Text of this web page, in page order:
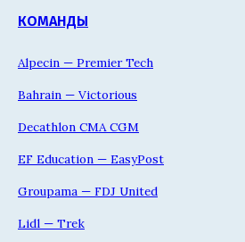
КОМАНДЫ
Alpecin — Premier Tech
Bahrain — Victorious
Decathlon CMA CGM
EF Education — EasyPost
Groupama — FDJ United
Lidl — Trek